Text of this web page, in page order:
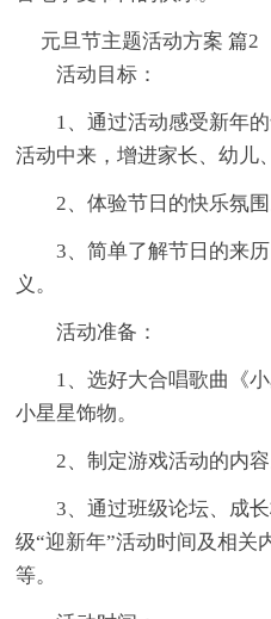
元旦节主题活动方案 篇2
活动目标：
1、通过活动感受新年
活动中来，增进家长、幼儿
2、体验节日的快乐氛围
3、简单了解节日的来
义。
活动准备：
1、选好大合唱歌曲《
小星星饰物。
2、制定游戏活动的内容
3、通过班级论坛、成
级“迎新年”活动时间及相关
等。